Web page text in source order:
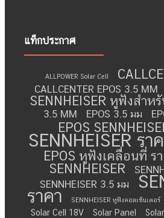
แท็กประกาศ
ALLPOWER Solar Cell
CALLCENTER EPOS 3.5 MM
SENNHEISER หูฟังสำห
3.5 MM
EPOS 3.5 มม
EPOS
SENNHEISER รา
EPOS หูฟังเคลื่อนที่ ร
SENNHEISER
SENNHEISER 3.5 มม
ราคา SENNHEISER หูฟังคอลเซ็นเตอร์
Solar Cell 18V
Solar Panel